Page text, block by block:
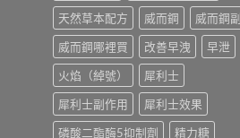
天然草本配方
威而鋼
威而鋼
威而鋼哪裡買
改善早洩
早泄
火焰（綽號）
犀利士
犀利士副作用
犀利士效果
磷酸二酯酶5抑制劑
精力糖